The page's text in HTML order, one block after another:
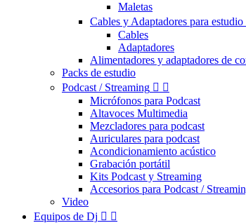
Maletas
Cables y Adaptadores para estudio
Cables
Adaptadores
Alimentadores y adaptadores de
Packs de estudio
Podcast / Streaming  
Micrófonos para Podcast
Altavoces Multimedia
Mezcladores para podcast
Auriculares para podcast
Acondicionamiento acústico
Grabación portátil
Kits Podcast y Streaming
Accesorios para Podcast /
Video
Equipos de Dj  